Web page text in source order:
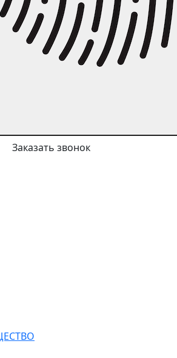
Заказать звонок